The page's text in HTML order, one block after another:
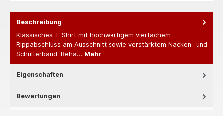
Beschreibung
Klassisches T-Shirt mit hochwertigem vierfachem
Rippabschluss am Ausschnitt sowie verstärktem Nacken- und
Schulterband. Behä… Mehr
Eigenschaften
Bewertungen